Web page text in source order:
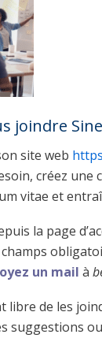
joindre
site web
créez une
vitae et
la page
un mail à
libre de les
suggestions